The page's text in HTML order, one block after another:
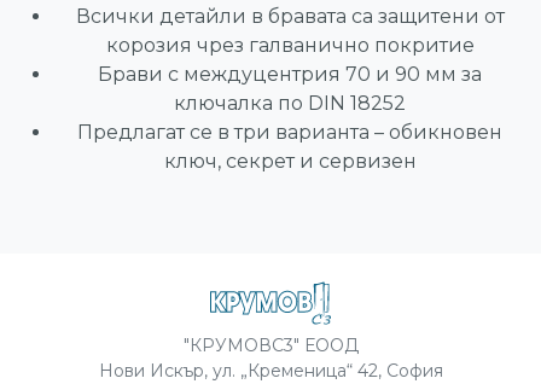
Всички детайли в бравата са защитени от
корозия чрез галванично покритие
Брави с междуцентрия 70 и 90 мм за
ключалка по DIN 18252
Предлагат се в три варианта – обикновен
ключ, секрет и сервизен
"КРУМОВС3" ЕООД
Нови Искър, ул. „Кременица“ 42, София